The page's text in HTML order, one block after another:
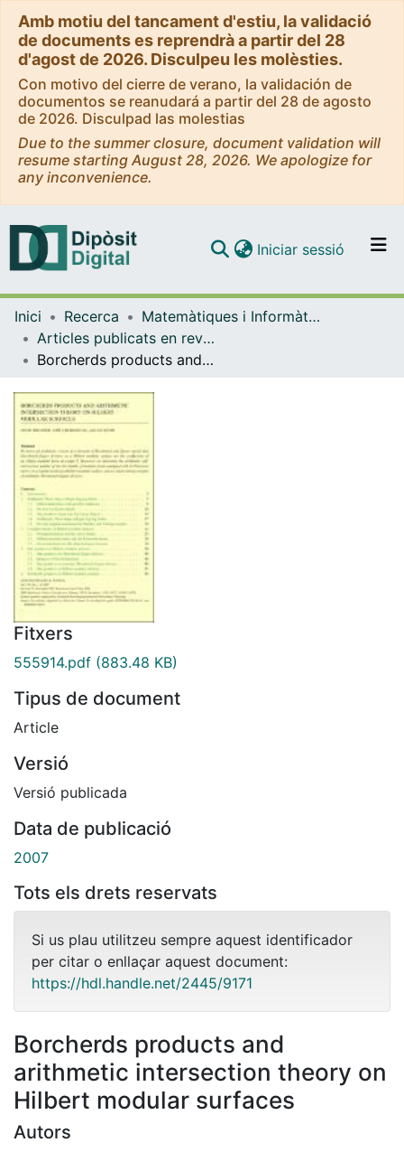
Amb motiu del tancament d'estiu, la validació
de documents es reprendrà a partir del 28
d'agost de 2026. Disculpeu les molèsties.
Con motivo del cierre de verano, la validación de
documentos se reanudará a partir del 28 de agosto
de 2026. Disculpad las molestias
Due to the summer closure, document validation will
resume starting August 28, 2026. We apologize for
any inconvenience.
Navega per tot el DD
Com publicar
Iniciar sessió (current)
Inici Recerca
Matemàtiques i Informàtica
Articles publicats en revistes (Matemàtiques i Informàtica)
Borcherds products and arithmetic intersection theory on Hilbert modular surfaces
Fitxers
555914.pdf (883.48 KB)
Tipus de document
Article
Versió
Versió publicada
Data de publicació
2007
Tots els drets reservats
Si us plau utilitzeu sempre aquest identificador
per citar o enllaçar aquest document:
https://hdl.handle.net/2445/9171
Borcherds products and
arithmetic intersection theory on
Hilbert modular surfaces
Autors